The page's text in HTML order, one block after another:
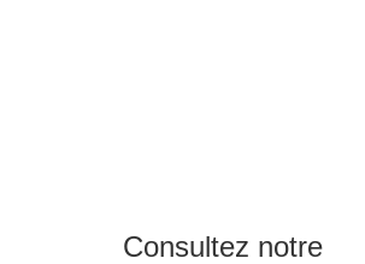
Consultez notre